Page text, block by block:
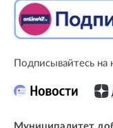
Подписывайтесь на